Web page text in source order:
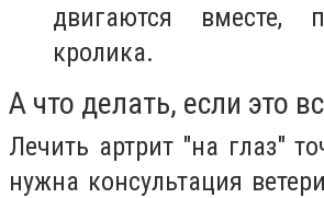
двигаются вместе,
кролика.
А что делать, если это
Лечить артрит "на глаз"
нужна консультация